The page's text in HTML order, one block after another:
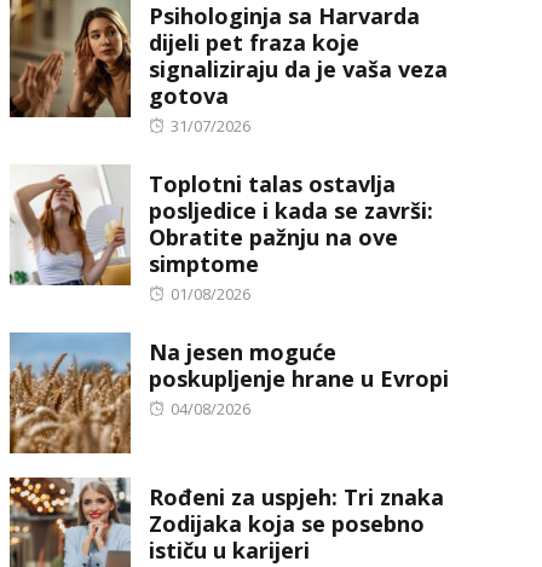
Psihologinja sa Harvarda
dijeli pet fraza koje
signaliziraju da je vaša veza
gotova
Posted
31/07/2026
Toplotni talas ostavlja
posljedice i kada se završi:
Obratite pažnju na ove
simptome
Posted
01/08/2026
Na jesen moguće
poskupljenje hrane u Evropi
Posted
04/08/2026
Rođeni za uspjeh: Tri znaka
Zodijaka koja se posebno
ističu u karijeri